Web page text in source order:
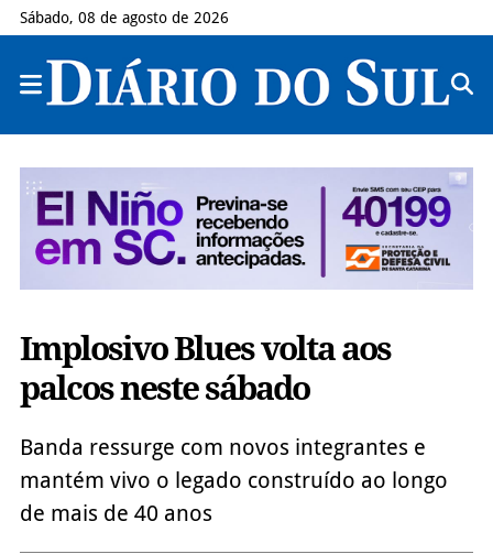
Sábado, 08 de agosto de 2026
Implosivo Blues volta aos
palcos neste sábado
Banda ressurge com novos integrantes e
mantém vivo o legado construído ao longo
de mais de 40 anos